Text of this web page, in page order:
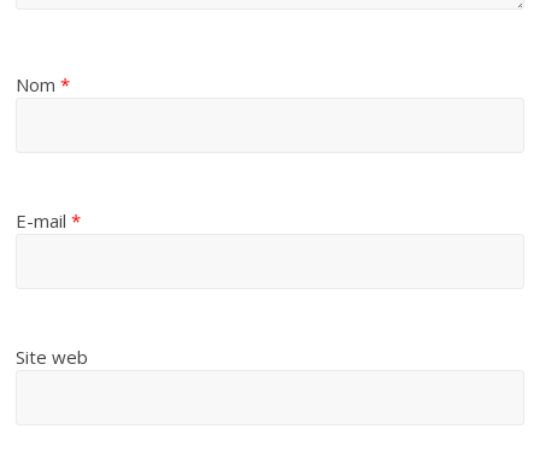
Nom*
E-mail*
Site web